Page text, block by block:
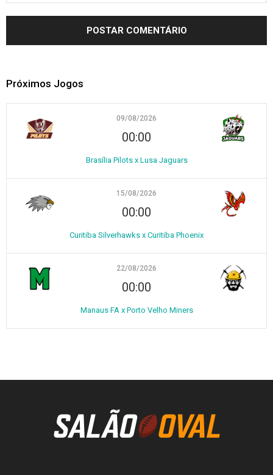
Próximos Jogos
09/08/2026
00:00
Brasília Pilots x Lusa Jaguars
15/08/2026
00:00
Curitiba Silverhawks x Curitiba Phoenix
22/08/2026
00:00
Manaus FA x Porto Velho Miners